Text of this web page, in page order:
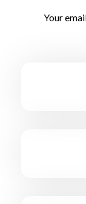
Your